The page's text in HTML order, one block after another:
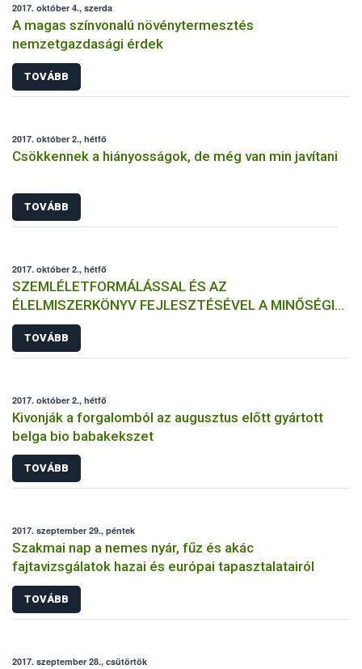
2017. október 4., szerda
A magas színvonalú növénytermesztés
nemzetgazdasági érdek
TOVÁBB
2017. október 2., hétfő
Csökkennek a hiányosságok, de még van min javítani
TOVÁBB
2017. október 2., hétfő
SZEMLÉLETFORMÁLÁSSAL ÉS AZ
ÉLELMISZERKÖNYV FEJLESZTÉSÉVEL A MINŐSÉGI
MAGYAR PÉKTERMÉKEK (EL)ISMERTSÉGÉÉRT
TOVÁBB
2017. október 2., hétfő
Kivonják a forgalomból az augusztus előtt gyártott
belga bio babakekszet
TOVÁBB
2017. szeptember 29., péntek
Szakmai nap a nemes nyár, fűz és akác
fajtavizsgálatok hazai és európai tapasztalatairól
TOVÁBB
2017. szeptember 28., csütörtök